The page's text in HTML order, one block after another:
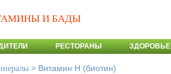
И БАДЫ
РЕСТОРАНЫ ЗДОРОВЬЕ
> Витамин Н (биотин)